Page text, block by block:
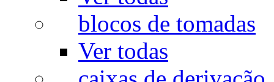
blocos de tomadas
Ver todas